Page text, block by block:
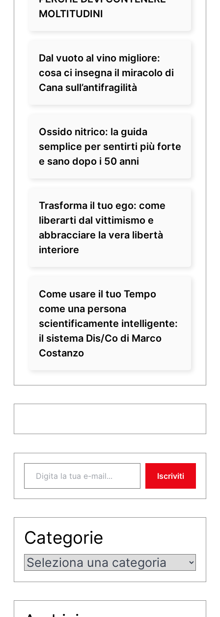
MOLTITUDINI
Dal vuoto al vino migliore:
cosa ci insegna il miracolo di
Cana sull’antifragilità
Ossido nitrico: la guida
semplice per sentirti più forte
e sano dopo i 50 anni
Trasforma il tuo ego: come
liberarti dal vittimismo e
abbracciare la vera libertà
interiore
Come usare il tuo Tempo
come una persona
scientificamente intelligente:
il sistema Dis/Co di Marco
Costanzo
Digita la tua e-mail...
Iscriviti
Categorie
Categorie